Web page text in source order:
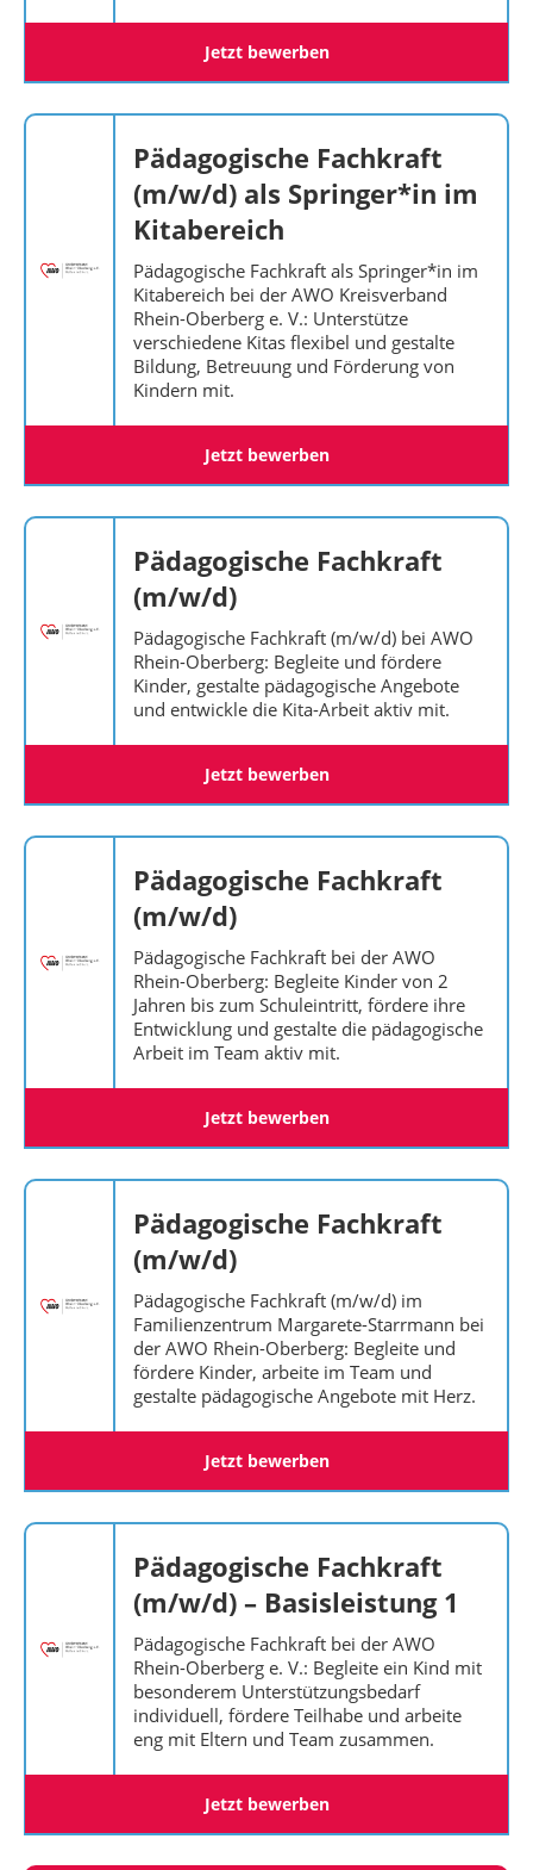
Jetzt bewerben
Pädagogische Fachkraft
(m/w/d) als Springer*in im
Kitabereich
Pädagogische Fachkraft als Springer*in im
Kitabereich bei der AWO Kreisverband
Rhein-Oberberg e. V.: Unterstütze
verschiedene Kitas flexibel und gestalte
Bildung, Betreuung und Förderung von
Kindern mit.
Jetzt bewerben
Pädagogische Fachkraft
(m/w/d)
Pädagogische Fachkraft (m/w/d) bei AWO
Rhein-Oberberg: Begleite und fördere
Kinder, gestalte pädagogische Angebote
und entwickle die Kita-Arbeit aktiv mit.
Jetzt bewerben
Pädagogische Fachkraft
(m/w/d)
Pädagogische Fachkraft bei der AWO
Rhein-Oberberg: Begleite Kinder von 2
Jahren bis zum Schuleintritt, fördere ihre
Entwicklung und gestalte die pädagogische
Arbeit im Team aktiv mit.
Jetzt bewerben
Pädagogische Fachkraft
(m/w/d)
Pädagogische Fachkraft (m/w/d) im
Familienzentrum Margarete-Starrmann bei
der AWO Rhein-Oberberg: Begleite und
fördere Kinder, arbeite im Team und
gestalte pädagogische Angebote mit Herz.
Jetzt bewerben
Pädagogische Fachkraft
(m/w/d) – Basisleistung 1
Pädagogische Fachkraft bei der AWO
Rhein-Oberberg e. V.: Begleite ein Kind mit
besonderem Unterstützungsbedarf
individuell, fördere Teilhabe und arbeite
eng mit Eltern und Team zusammen.
Jetzt bewerben